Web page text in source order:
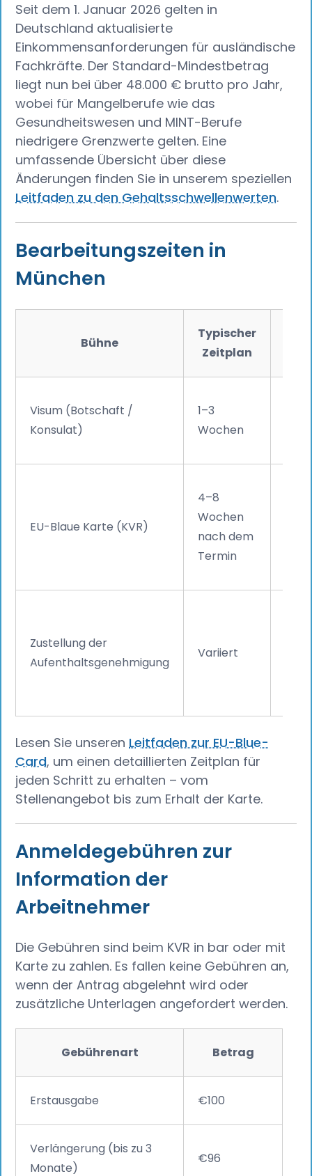
Seit dem 1. Januar 2026 gelten in
Deutschland aktualisierte
Einkommensanforderungen für ausländische
Fachkräfte. Der Standard-Mindestbetrag
liegt nun bei über 48.000 € brutto pro Jahr,
wobei für Mangelberufe wie das
Gesundheitswesen und MINT-Berufe
niedrigere Grenzwerte gelten. Eine
umfassende Übersicht über diese
Änderungen finden Sie in unserem speziellen
Leitfaden zu den Gehaltsschwellenwerten.
Bearbeitungszeiten in
München
Bühne
Typischer
Zeitplan
Visum (Botschaft /
Konsulat)
1–3
Wochen
EU-Blaue Karte (KVR)
4–8
Wochen
nach dem
Termin
Zustellung der
Aufenthaltsgenehmigung
Variiert
Lesen Sie unseren Leitfaden zur EU-Blue-
Card, um einen detaillierten Zeitplan für
jeden Schritt zu erhalten – vom
Stellenangebot bis zum Erhalt der Karte.
Anmeldegebühren zur
Information der
Arbeitnehmer
Die Gebühren sind beim KVR in bar oder mit
Karte zu zahlen. Es fallen keine Gebühren an,
wenn der Antrag abgelehnt wird oder
zusätzliche Unterlagen angefordert werden.
Gebührenart Betrag
Erstausgabe €100
Verlängerung (bis zu 3
Monate)
€96